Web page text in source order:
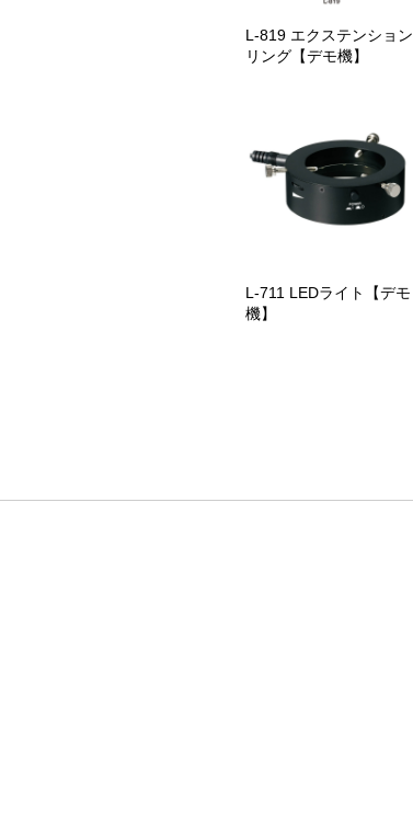
L-819 エクステンション
リング【デモ機】
L-711 LEDライト【デモ
機】